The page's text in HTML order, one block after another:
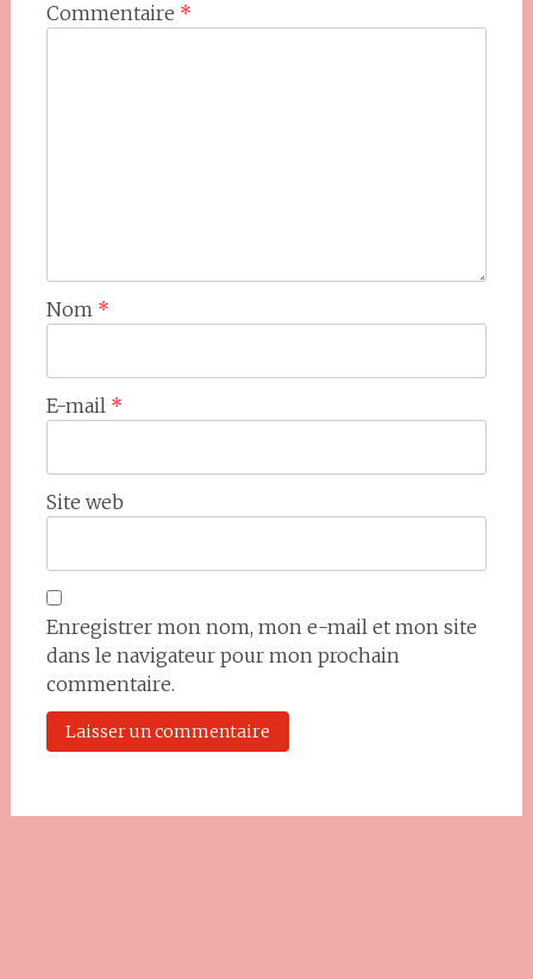
Commentaire *
Nom *
E-mail *
Site web
Enregistrer mon nom, mon e-mail et mon site
dans le navigateur pour mon prochain
commentaire.